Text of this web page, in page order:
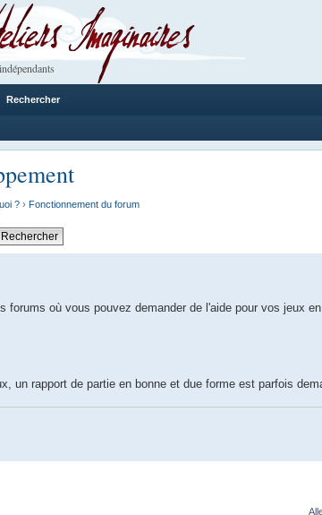
Rechercher
? › Fonctionnement du forum
forums où vous pouvez demander de l'aide pour vos jeux
un rapport de partie en bonne et due forme est parfois